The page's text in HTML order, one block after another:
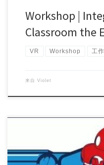
Workshop |
Classroom the
VR Workshop 工
来自 Violet